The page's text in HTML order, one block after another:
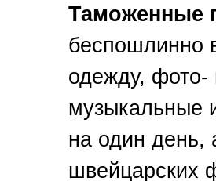
Таможенные
беспошлинно
одежду, фото-
музыкальные
на один день,
швейцарских